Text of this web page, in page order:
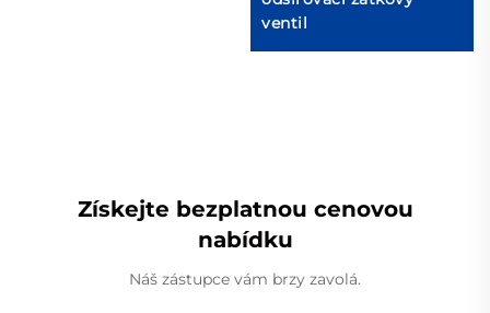
ventil
Získejte bezplatnou cenovou
nabídku
Náš zástupce vám brzy zavolá.